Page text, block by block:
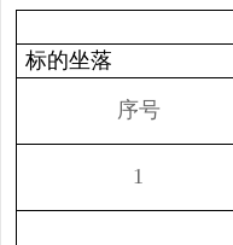
标的坐落
序号
1